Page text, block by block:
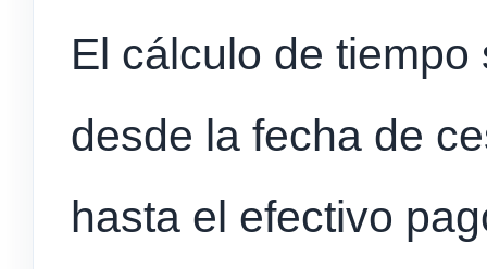
El cálculo de
desde la fecha de
hasta el efectivo